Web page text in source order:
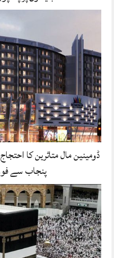
ڈومینین مال متاثرین کا
پنجاب سے